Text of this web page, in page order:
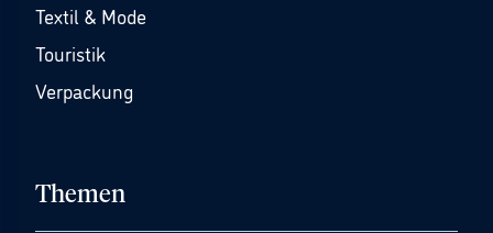
Textil & Mode
Touristik
Verpackung
Themen